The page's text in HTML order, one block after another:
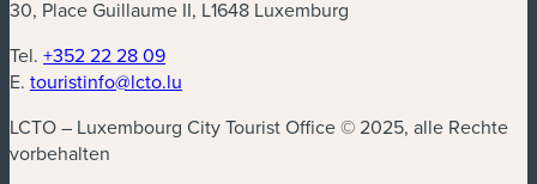
30, Place Guillaume II, L1648 Luxemburg
Tel. +352 22 28 09
E. touristinfo@lcto.lu
LCTO – Luxembourg City Tourist Office © 2025, alle Rechte
vorbehalten